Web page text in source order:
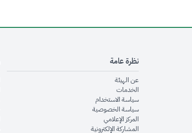
نظرة عامة
عن الهيئةopens in new window
الخدماتopens in new window
سياسة الاستخدام
سياسة الخصوصيةopens in new window
المركز الإعلاميopens in new window
المشاركة الإلكترونيةopens in new window